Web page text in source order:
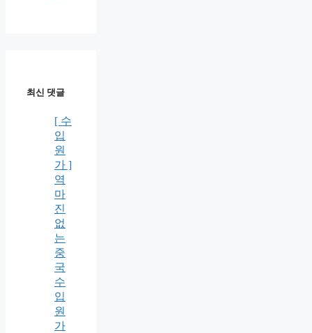
최신 댓글
[ 수
입
원
가 ]
역
마
진
없
는
중
국
수
입
원
가